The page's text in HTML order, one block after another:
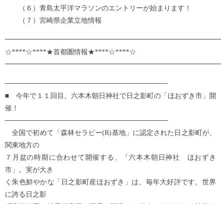
（６）青島太平洋マラソンのエントリーが始まります！
（７）宮崎県企業立地情報
☆****☆****★首都圏情報★****☆****☆
─────────────────────────────────
■ 今年で１１回目。六本木朝日神社で日之影町の「ほおずき市」開
催！
─────────────────────────────────
全国で初めて「森林セラピー(R)基地」に認定された日之影町が、
関東地方の
７月盆の時期に合わせて開催する、「六本木朝日神社 ほおずき
市」。実が大き
く朱色鮮やかな「日之影町産ほおずき」は、毎年大好評です。世界
に誇る日之影